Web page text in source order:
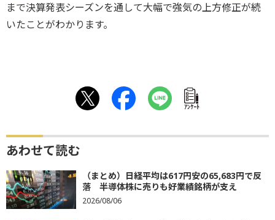
まで決算発表シーズンを通して大幅で強気の上方修正が続
いたことがわかります。
ｱﾝｹｰﾄ
あわせて読む
（まとめ）日経平均は617円安の65,683円で反
落 半導体株に売りも好業績銘柄が支え
2026/08/06